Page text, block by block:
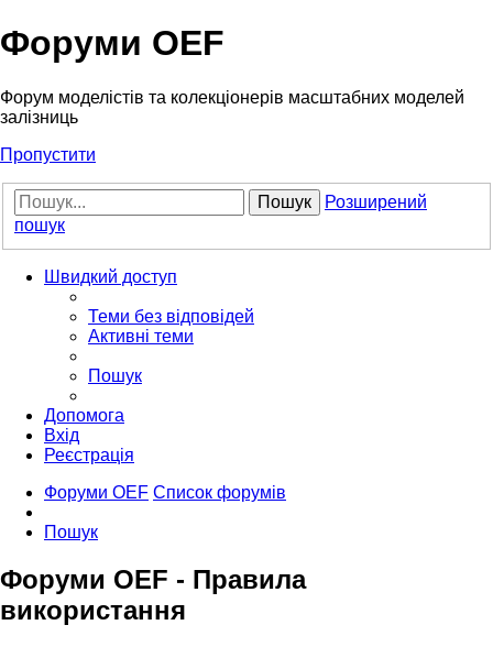
Форуми OEF
Форум моделістів та колекціонерів масштабних моделей
залізниць
Пропустити
Пошук
Розширений
пошук
Швидкий доступ
Теми без відповідей
Активні теми
Пошук
Допомога
Вхід
Реєстрація
Форуми OEF Список форумів
Пошук
Форуми OEF - Правила
використання